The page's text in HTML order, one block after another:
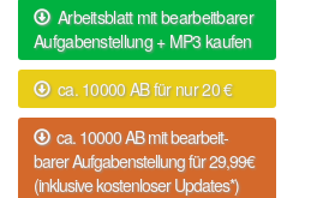
Arbeitsblatt mit bearbeitbarer
Aufgabenstellung + MP3 kaufen
ca. 10000 AB für nur 20 €
ca. 10000 AB mit bearbeit-
barer Aufgabenstellung für 29,99€
(inklusive kostenloser Updates*)